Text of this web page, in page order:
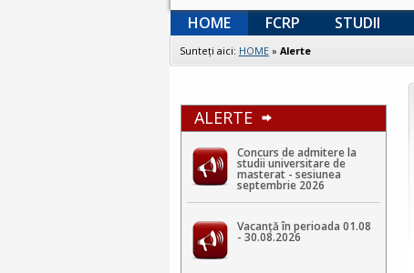
HOME FCRP STUDII
Sunteţi aici: HOME» Alerte
ALERTE
Concurs de admitere la
studii universitare de
masterat - sesiunea
septembrie 2026
Vacanță în perioada 01.08
- 30.08.2026